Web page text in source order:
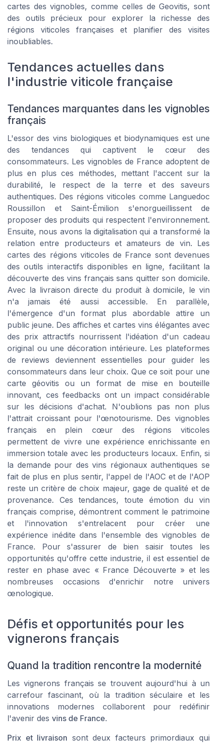
cartes des vignobles, comme celles de Geovitis, sont
des outils précieux pour explorer la richesse des
régions viticoles françaises et planifier des visites
inoubliables.
Tendances actuelles dans
l'industrie viticole française
Tendances marquantes dans les vignobles
français
L'essor des vins biologiques et biodynamiques est une
des tendances qui captivent le cœur des
consommateurs. Les vignobles de France adoptent de
plus en plus ces méthodes, mettant l'accent sur la
durabilité, le respect de la terre et des saveurs
authentiques. Des régions viticoles comme Languedoc
Roussillon et Saint-Émilion s'enorgueillissent de
proposer des produits qui respectent l'environnement.
Ensuite, nous avons la digitalisation qui a transformé la
relation entre producteurs et amateurs de vin. Les
cartes des régions viticoles de France sont devenues
des outils interactifs disponibles en ligne, facilitant la
découverte des vins français sans quitter son domicile.
Avec la livraison directe du produit à domicile, le vin
n'a jamais été aussi accessible. En parallèle,
l'émergence d'un format plus abordable attire un
public jeune. Des affiches et cartes vins élégantes avec
des prix attractifs nourrissent l'idéation d'un cadeau
original ou une décoration intérieure. Les plateformes
de reviews deviennent essentielles pour guider les
consommateurs dans leur choix. Que ce soit pour une
carte géovitis ou un format de mise en bouteille
innovant, ces feedbacks ont un impact considérable
sur les décisions d'achat. N'oublions pas non plus
l'attrait croissant pour l'œnotourisme. Des vignobles
français en plein cœur des régions viticoles
permettent de vivre une expérience enrichissante en
immersion totale avec les producteurs locaux. Enfin, si
la demande pour des vins régionaux authentiques se
fait de plus en plus sentir, l'appel de l'AOC et de l'AOP
reste un critère de choix majeur, gage de qualité et de
provenance. Ces tendances, toute émotion du vin
français comprise, démontrent comment le patrimoine
et l'innovation s'entrelacent pour créer une
expérience inédite dans l'ensemble des vignobles de
France. Pour s'assurer de bien saisir toutes les
opportunités qu'offre cette industrie, il est essentiel de
rester en phase avec « France Découverte » et les
nombreuses occasions d'enrichir notre univers
œnologique.
Défis et opportunités pour les
vignerons français
Quand la tradition rencontre la modernité
Les vignerons français se trouvent aujourd'hui à un
carrefour fascinant, où la tradition séculaire et les
innovations modernes collaborent pour redéfinir
l'avenir des vins de France.
Prix et livraison sont deux facteurs primordiaux qui